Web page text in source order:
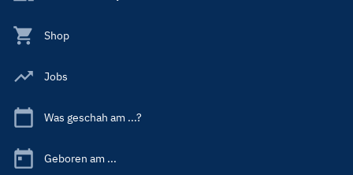
Shop
Jobs
Was geschah am ...?
Geboren am ...